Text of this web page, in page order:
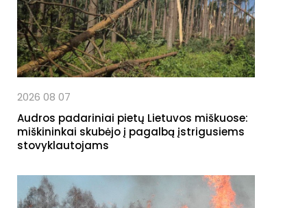
2026 08 07
Audros padariniai pietų Lietuvos miškuose:
miškininkai skubėjo į pagalbą įstrigusiems
stovyklautojams